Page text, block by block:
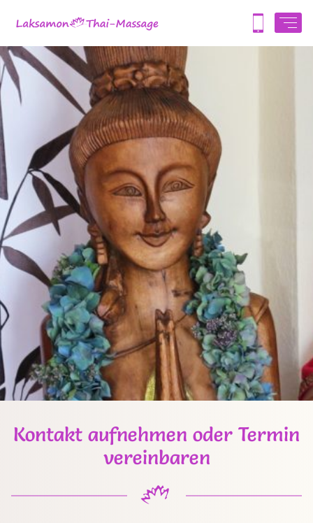
Kontakt aufnehmen oder Termin
vereinbaren